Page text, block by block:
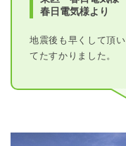
春日電気様より
地震後も早くして頂い
てたすかりました。